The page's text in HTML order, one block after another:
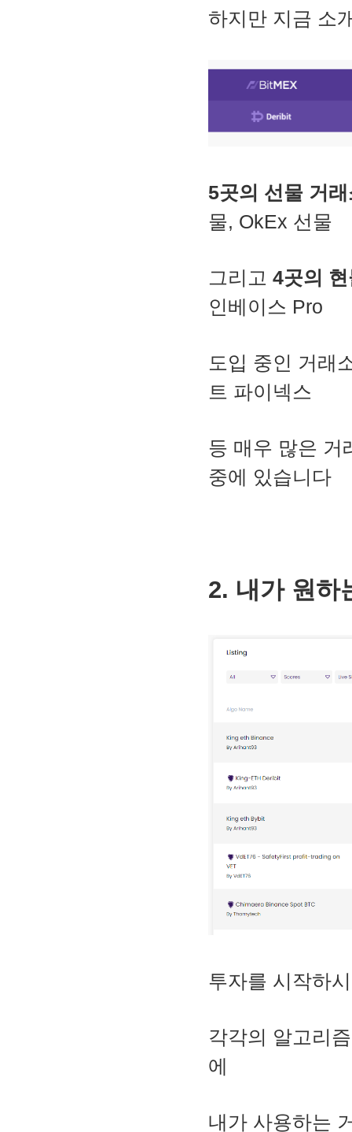
하지만 지금 소
5곳의 선물 거
물, OkEx 선물
그리고 4곳의
인베이스 Pro
도입 중인 거래
트 파이넥스
등 매우 많은 거
중에 있습니다
2. 내가 원하
투자를 시작하
각각의 알고리
에
내가 사용하는